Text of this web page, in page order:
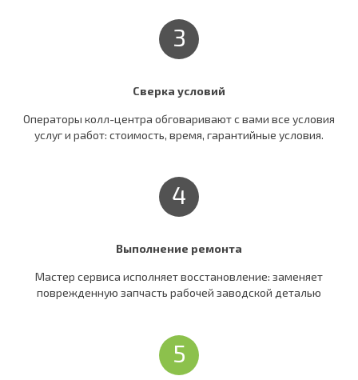
3
Сверка условий
Операторы колл-центра обговаривают c вами все условия
услуг и работ: стоимость, время, гарантийные условия.
4
Выполнение ремонта
Мастер сервиса исполняет восстановление: заменяет
поврежденную запчасть рабочей заводской деталью
5